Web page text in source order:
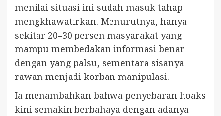
menilai situasi ini sudah masuk tahap
mengkhawatirkan. Menurutnya, hanya
sekitar 20–30 persen masyarakat yang
mampu membedakan informasi benar
dengan yang palsu, sementara sisanya
rawan menjadi korban manipulasi.
Ia menambahkan bahwa penyebaran hoaks
kini semakin berbahaya dengan adanya